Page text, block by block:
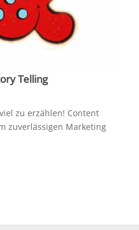
Telling
zu erzählen! Content
zuverlässigen Marketing